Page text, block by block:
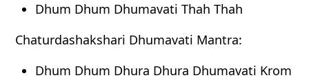
Dhum Dhum Dhumavati Thah Thah
Chaturdashakshari Dhumavati Mantra:
Dhum Dhum Dhura Dhura Dhumavati Krom